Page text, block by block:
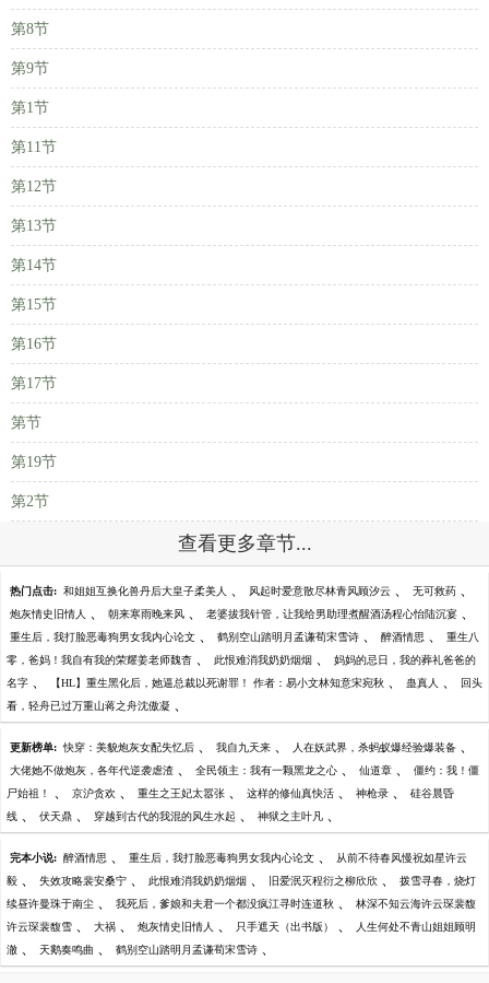
第8节
第9节
第1节
第11节
第12节
第13节
第14节
第15节
第16节
第17节
第节
第19节
第2节
查看更多章节...
热门点击: 和姐姐互换化兽丹后大皇子柔美人 、 风起时爱意散尽林青风顾汐云 、 无可救药 、
炮灰情史旧情人 、 朝来寒雨晚来风 、 老婆拔我针管，让我给男助理煮醒酒汤程心怡陆沉宴 、
重生后，我打脸恶毒狗男女我内心论文 、 鹤别空山踏明月孟谦荀宋雪诗 、 醉酒情思 、 重生八
零，爸妈！我自有我的荣耀姜老师魏杳 、 此恨难消我奶奶烟烟 、 妈妈的忌日，我的葬礼爸爸的
名字 、 【HL】重生黑化后，她逼总裁以死谢罪！ 作者：易小文林知意宋宛秋 、 蛊真人 、 回头
看，轻舟已过万重山蒋之舟沈傲凝 、
更新榜单: 快穿：美貌炮灰女配失忆后 、 我自九天来 、 人在妖武界，杀蚂蚁爆经验爆装备 、
大佬她不做炮灰，各年代逆袭虐渣 、 全民领主：我有一颗黑龙之心 、 仙道章 、 僵约：我！僵
尸始祖！ 、 京沪贪欢 、 重生之王妃太嚣张 、 这样的修仙真快活 、 神枪录 、 硅谷晨昏
线 、 伏天鼎 、 穿越到古代的我混的风生水起 、 神狱之主叶凡 、
完本小说: 醉酒情思 、 重生后，我打脸恶毒狗男女我内心论文 、 从前不待春风慢祝如星许云
毅 、 失效攻略裴安桑宁 、 此恨难消我奶奶烟烟 、 旧爱泯灭程衍之柳欣欣 、 拨雪寻春，烧灯
续昼许曼珠于南尘 、 我死后，爹娘和夫君一个都没疯江寻时连道秋 、 林深不知云海许云琛裴馥
许云琛裴馥雪 、 大祸 、 炮灰情史旧情人 、 只手遮天（出书版） 、 人生何处不青山姐姐顾明
澈 、 天鹅奏鸣曲 、 鹤别空山踏明月孟谦荀宋雪诗 、